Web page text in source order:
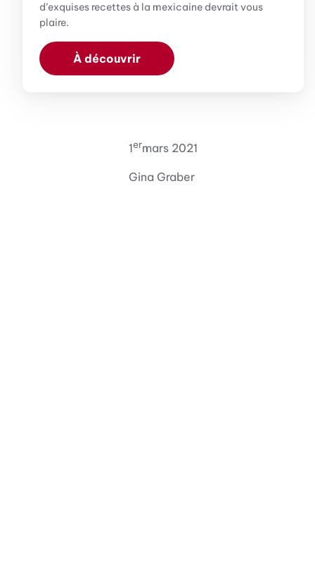
d’exquises recettes à la mexicaine devrait vous
plaire.
À découvrir
1ermars 2021
Gina Graber